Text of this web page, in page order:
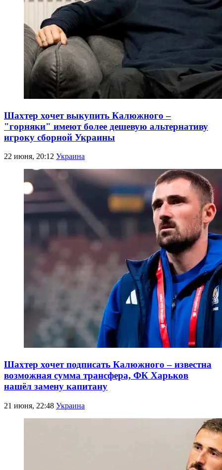
Шахтер хочет выкупить Калюжного –
"горняки" имеют более дешевую альтернативу
игроку сборной Украины
22 июня, 20:12 Украина
Шахтер хочет подписать Калюжного – известна
возможная сумма трансфера, ФК Харьков
нашёл замену капитану
21 июня, 22:48 Украина